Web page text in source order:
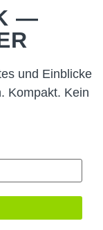
—
und Einblicke
Kompakt. Kein